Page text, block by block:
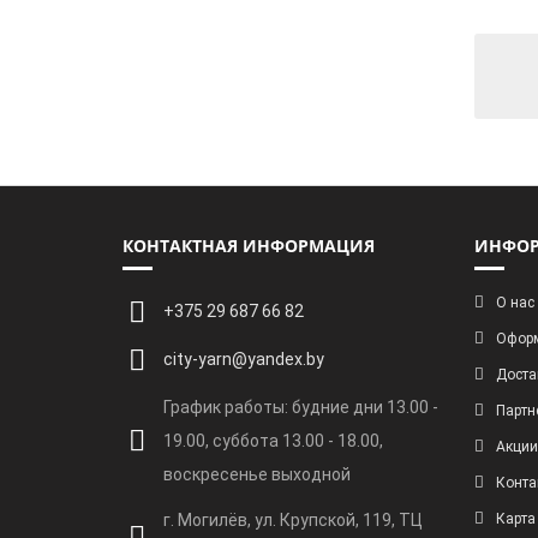
КОНТАКТНАЯ ИНФОРМАЦИЯ
+375 29 687 66 82
city-yarn@yandex.by
График работы: будние дни 13.00 -
19.00, суббота 13.00 - 18.00,
воскресенье выходной
г. Могилёв, ул. Крупской, 119, ТЦ
О нас
Акции